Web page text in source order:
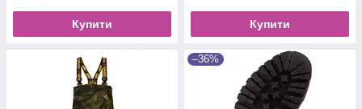
Купити Купити
–36%